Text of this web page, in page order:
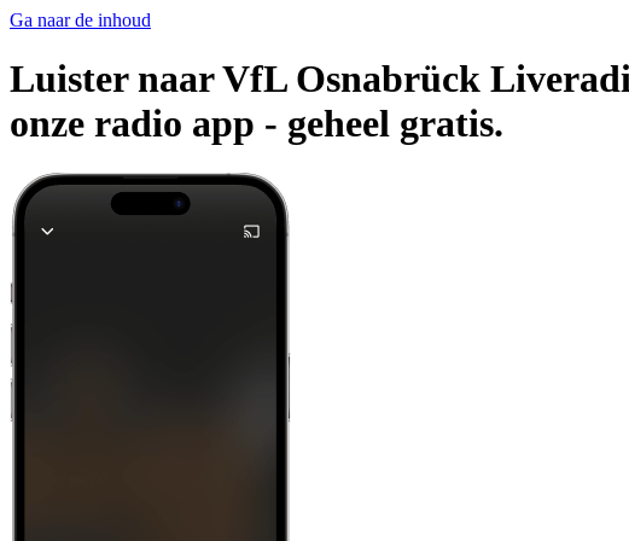
Ga naar de inhoud
Luister naar VfL Osnabrück
onze radio app - geheel gratis.